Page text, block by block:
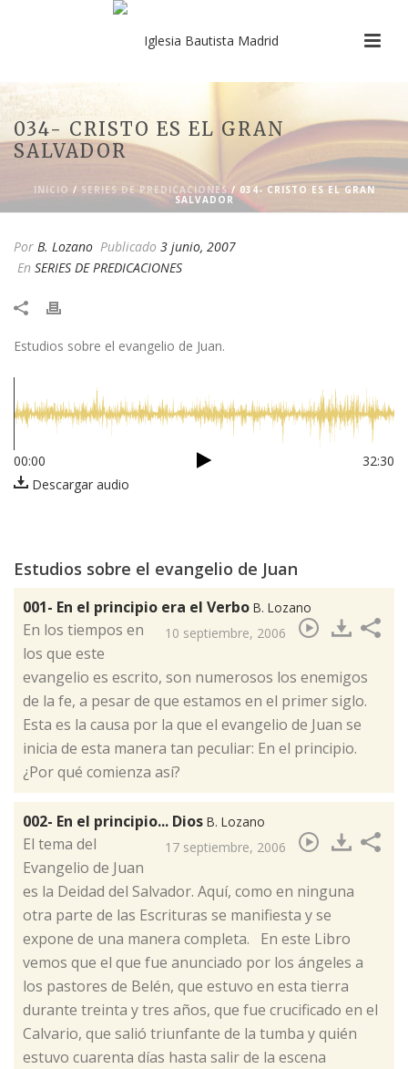
034- CRISTO ES EL GRAN
SALVADOR
INICIO / SERIES DE PREDICACIONES / 034- CRISTO ES EL GRAN
SALVADOR
Por B. Lozano Publicado 3 junio, 2007
En SERIES DE PREDICACIONES
​Estudios sobre el evangelio de Juan.
00:00
32:30
Descargar audio
Estudios sobre el evangelio de Juan
001- En el principio era el Verbo B. Lozano
10 septiembre, 2006
​En los tiempos en
los que este
evangelio es escrito, son numerosos los enemigos
de la fe, a pesar de que estamos en el primer siglo.
Esta es la causa por la que el evangelio de Juan se
inicia de esta manera tan peculiar: En el principio.
¿Por qué comienza así?
002- En el principio... Dios B. Lozano
17 septiembre, 2006
​El tema del
Evangelio de Juan
es la Deidad del Salvador. Aquí, como en ninguna
otra parte de las Escrituras se manifiesta y se
expone de una manera completa. En este Libro
vemos que el que fue anunciado por los ángeles a
los pastores de Belén, que estuvo en esta tierra
durante treinta y tres años, que fue crucificado en el
Calvario, que salió triunfante de la tumba y quién
estuvo cuarenta días hasta salir de la escena